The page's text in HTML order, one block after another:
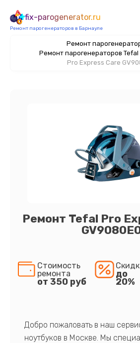
fix-parogenerator.ru
Ремонт парогенераторов в Барнауле
Ремонт
Ремонт парогенераторов
Pro Express Care
Ремонт Tefal Pro
Стоимость
ремонта
от 350 руб
до
20%
Добро пожаловать в наш
ноутбуков в Москве. Мы